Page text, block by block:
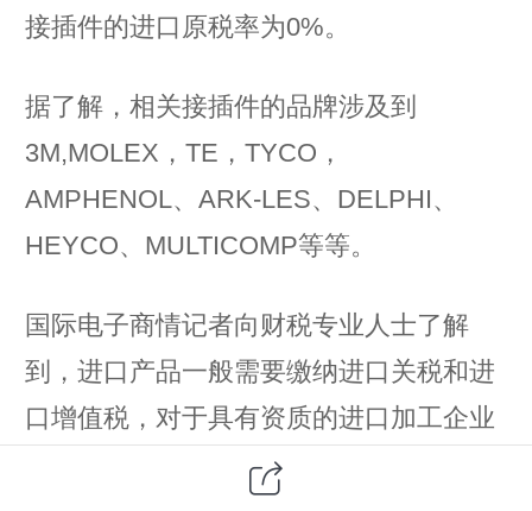
接插件的进口原税率为0%。
据了解，相关接插件的品牌涉及到
3M,MOLEX，TE，TYCO，
AMPHENOL、ARK-LES、DELPHI、
HEYCO、MULTICOMP等等。
国际电子商情记者向财税专业人士了解
到，进口产品一般需要缴纳进口关税和进
口增值税，对于具有资质的进口加工企业
可免征增值税，而对于一般贸易则不会免